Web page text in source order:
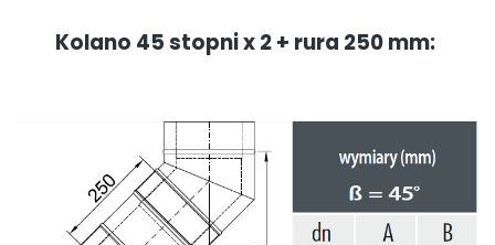
Kolano 45 stopni x 2 + rura 250 mm: